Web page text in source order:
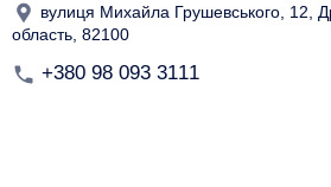
вулиця Михайла Грушевського, 12,
область, 82100
+380 98 093 3111